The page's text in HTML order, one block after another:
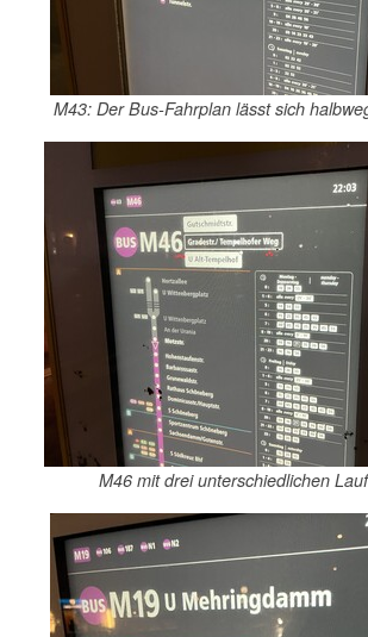
M43: Der Bus-Fahrplan lässt sich
M46 mit drei unterschiedlichen